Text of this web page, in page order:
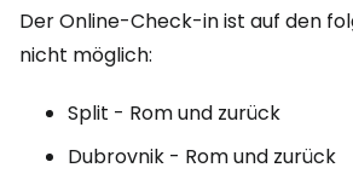
Der Online-Check-in ist auf den
nicht möglich:
Split - Rom und zurück
Dubrovnik - Rom und zurück